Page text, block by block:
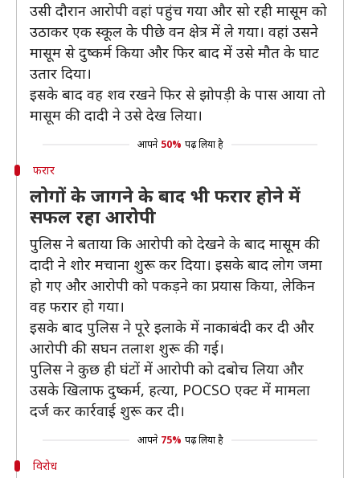
उसी दौरान आरोपी वहां पहुंच गया और सो रही मासूम को
उठाकर एक स्कूल के पीछे वन क्षेत्र में ले गया। वहां उसने
मासूम से दुष्कर्म किया और फिर बाद में उसे मौत के घाट
उतार दिया।
इसके बाद वह शव रखने फिर से झोपड़ी के पास आया तो
मासूम की दादी ने उसे देख लिया।
आपने 50% पढ़ लिया है
फरार
लोगों के जागने के बाद भी फरार होने में
सफल रहा आरोपी
पुलिस ने बताया कि आरोपी को देखने के बाद मासूम की
दादी ने शोर मचाना शुरू कर दिया। इसके बाद लोग जमा
हो गए और आरोपी को पकड़ने का प्रयास किया, लेकिन
वह फरार हो गया।
इसके बाद पुलिस ने पूरे इलाके में नाकाबंदी कर दी और
आरोपी की सघन तलाश शुरू की गई।
पुलिस ने कुछ ही घंटों में आरोपी को दबोच लिया और
उसके खिलाफ दुष्कर्म, हत्या, POCSO एक्ट में मामला
दर्ज कर कार्रवाई शुरू कर दी।
आपने 75% पढ़ लिया है
विरोध